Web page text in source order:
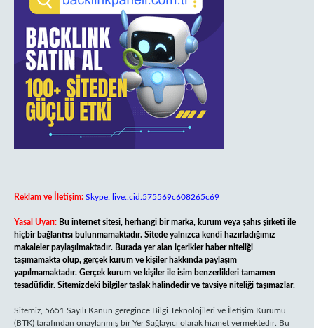
Reklam ve İletişim: Skype: live:.cid.575569c608265c69
Yasal Uyarı: Bu internet sitesi, herhangi bir marka, kurum veya şahıs şirketi ile
hiçbir bağlantısı bulunmamaktadır. Sitede yalnızca kendi hazırladığımız
makaleler paylaşılmaktadır. Burada yer alan içerikler haber niteliği
taşımamakta olup, gerçek kurum ve kişiler hakkında paylaşım
yapılmamaktadır. Gerçek kurum ve kişiler ile isim benzerlikleri tamamen
tesadüfidir. Sitemizdeki bilgiler taslak halindedir ve tavsiye niteliği taşımazlar.
Sitemiz, 5651 Sayılı Kanun gereğince Bilgi Teknolojileri ve İletişim Kurumu
(BTK) tarafından onaylanmış bir Yer Sağlayıcı olarak hizmet vermektedir. Bu